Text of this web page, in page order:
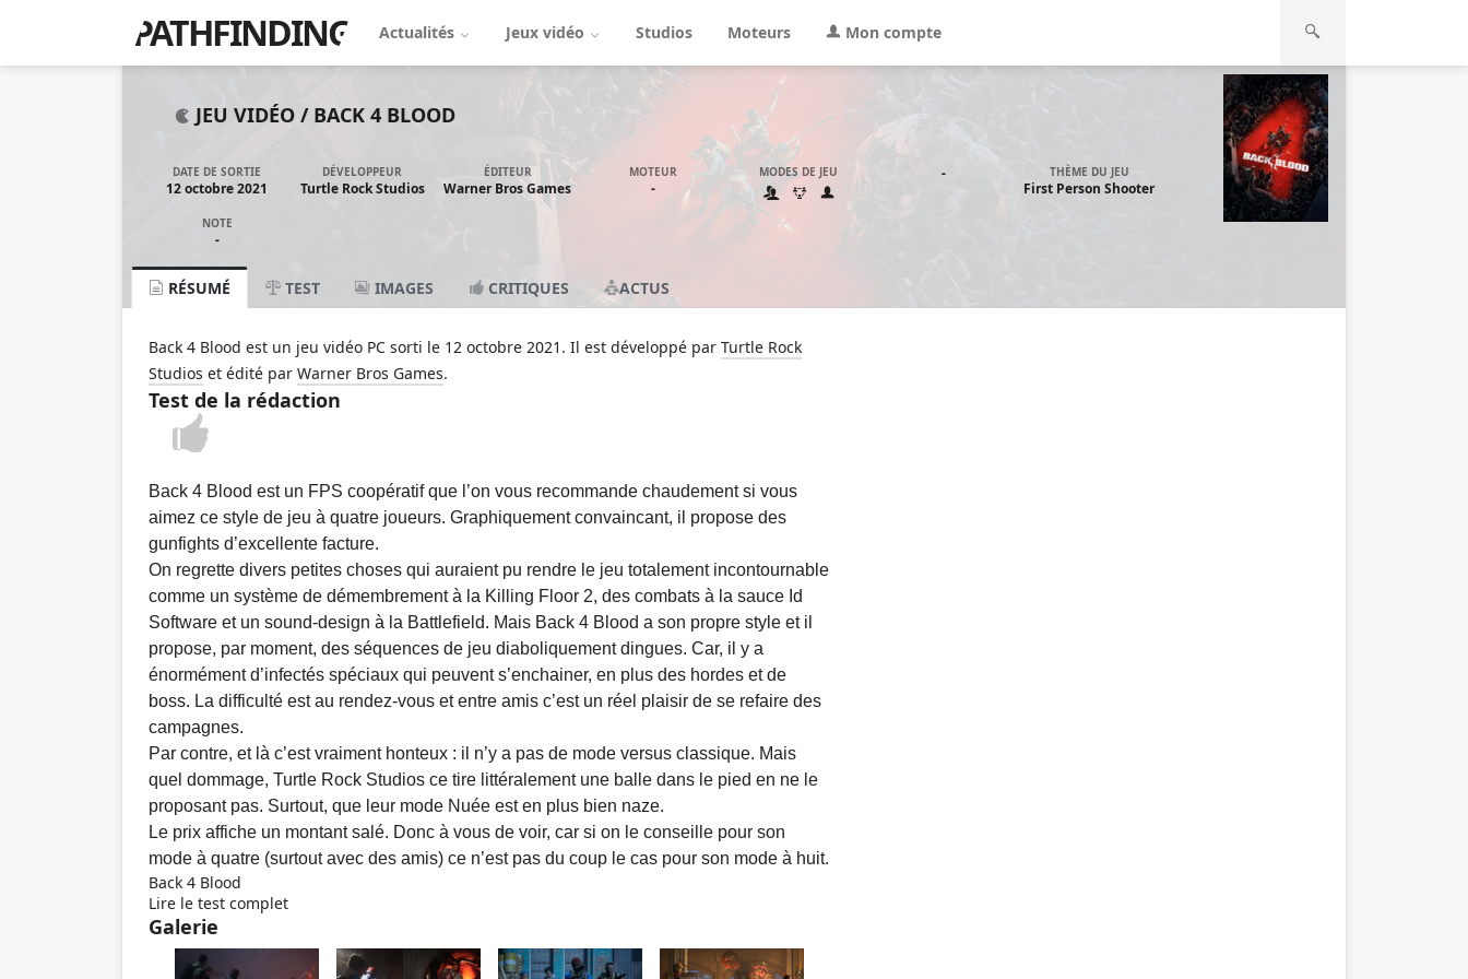
PATHFINDING Actualités Jeux vidéo Studios Moteurs Mon compte
JEU VIDÉO / BACK 4 BLOOD
DATE DE SORTIE
12 octobre 2021
DÉVELOPPEUR
Turtle Rock Studios
ÉDITEUR
Warner Bros Games
MOTEUR
-
MODES DE JEU - THÈME DU JEU
First Person Shooter
NOTE
-
RÉSUMÉ TEST IMAGES CRITIQUES ACTUS
Back 4 Blood est un jeu vidéo PC sorti le 12 octobre 2021. Il est développé par Turtle Rock
Studios et édité par Warner Bros Games.
Test de la rédaction
Back 4 Blood est un FPS coopératif que l’on vous recommande chaudement si vous
aimez ce style de jeu à quatre joueurs. Graphiquement convaincant, il propose des
gunfights d’excellente facture.
On regrette divers petites choses qui auraient pu rendre le jeu totalement incontournable
comme un système de démembrement à la Killing Floor 2, des combats à la sauce Id
Software et un sound-design à la Battlefield. Mais Back 4 Blood a son propre style et il
propose, par moment, des séquences de jeu diaboliquement dingues. Car, il y a
énormément d’infectés spéciaux qui peuvent s’enchainer, en plus des hordes et de
boss. La difficulté est au rendez-vous et entre amis c’est un réel plaisir de se refaire des
campagnes.
Par contre, et là c’est vraiment honteux : il n’y a pas de mode versus classique. Mais
quel dommage, Turtle Rock Studios ce tire littéralement une balle dans le pied en ne le
proposant pas. Surtout, que leur mode Nuée est en plus bien naze.
Le prix affiche un montant salé. Donc à vous de voir, car si on le conseille pour son
mode à quatre (surtout avec des amis) ce n’est pas du coup le cas pour son mode à huit.
Back 4 Blood
Lire le test complet
Galerie